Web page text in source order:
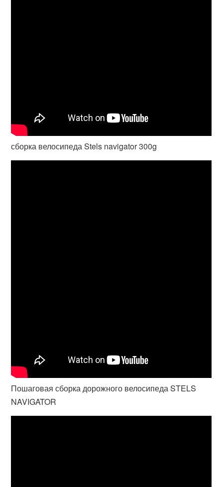
сборка велосипеда Stels navigator 300g
Пошаговая сборка дорожного велосипеда STELS
NAVIGATOR